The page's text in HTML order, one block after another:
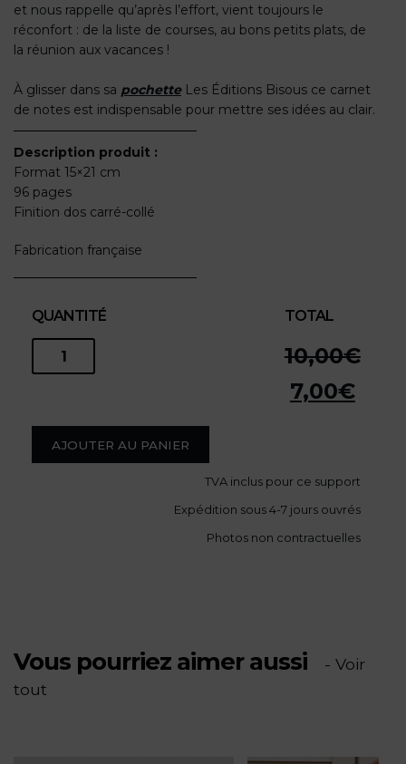
et nous rappelle qu’après l’effort, vient toujours le
réconfort : de la liste de courses, au bons petits plats, de
la réunion aux vacances !
À glisser dans sa pochetteLes Éditions Bisous ce carnet
de notes est indispensable pour mettre ses idées au clair.
Description produit :
Format 15×21 cm
96 pages
Finition dos carré-collé
Fabrication française
QUANTITÉ
quantité
CARNET
TOTAL
10,00€
Le
prix
10,00€.
7,00€
est :
7,00€.
AJOUTER AU PANIER
TVA inclus pour ce support
Expédition sous 4-7 jours ouvrés
Photos non contractuelles
Vous pourriez aimer aussi
- Voir
tout